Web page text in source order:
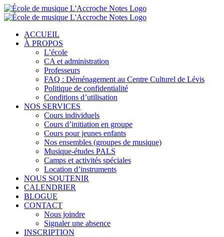
ACCUEIL
À PROPOS
L’école
CA et administration
Professeurs
FAQ : Déménagement au Centre Culturel de Lévis
Politique de confidentialité
Conditions d’utilisation
NOS SERVICES
Cours individuels
Cours d’initiation en groupe
Cours pour jeunes enfants
Nos ensembles (groupes de musique)
Musique-études PALS
Camps et activités spéciales
Location d’instruments
NOUS SOUTENIR
CALENDRIER
BLOGUE
CONTACT
Nous joindre
Signaler une absence
INSCRIPTION